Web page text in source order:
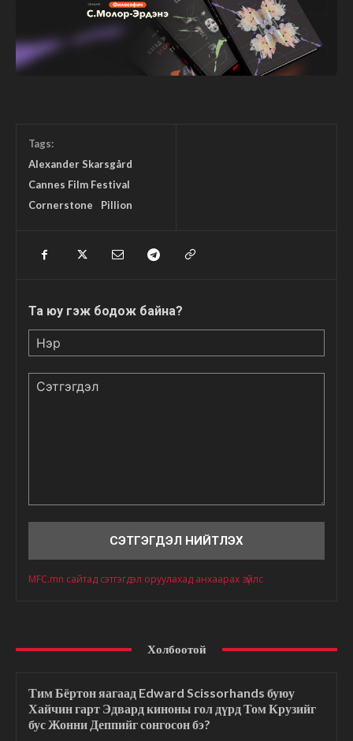
Tags:
Alexander Skarsgård
Cannes Film Festival
Cornerstone
Pillion
Та юу гэж бодож байна?
MFC.mn сайтад сэтгэгдэл оруулахад анхаарах зүйлс
Холбоотой
Тим Бёртон яагаад Edward Scissorhands буюу
Хайчин гарт Эдвард киноны гол дүрд Том Крузийг
бус Жонни Деппийг сонгосон бэ?